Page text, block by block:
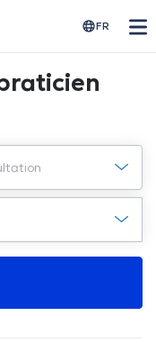
FR